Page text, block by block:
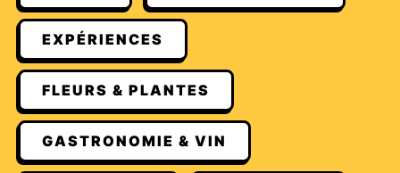
EXPÉRIENCES
FLEURS & PLANTES
GASTRONOMIE & VIN